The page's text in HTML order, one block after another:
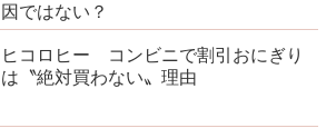
因ではない？
ヒコロヒー コンビニで割引おにぎり
は〝絶対買わない〟理由